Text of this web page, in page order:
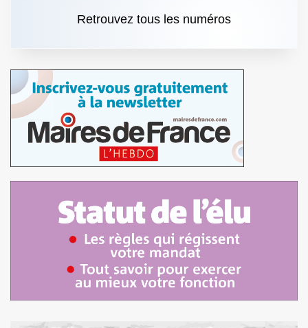
Retrouvez tous les numéros